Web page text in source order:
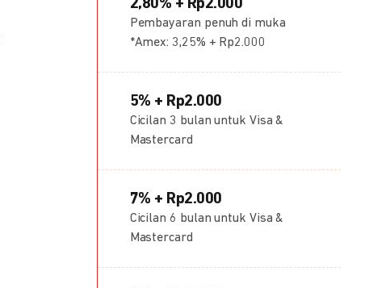
2,80% + Rp2.000
Pembayaran penuh di muka
*Amex: 3,25% + Rp2.000
5% + Rp2.000
Cicilan 3 bulan untuk Visa &
Mastercard
7% + Rp2.000
Cicilan 6 bulan untuk Visa &
Mastercard